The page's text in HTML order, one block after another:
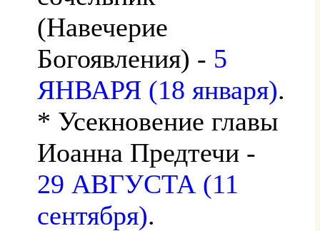
(Навечерие
Богоявления) - 5
ЯНВАРЯ (18 января).
* Усекновение главы
Иоанна Предтечи -
29 АВГУСТА (11
сентября).